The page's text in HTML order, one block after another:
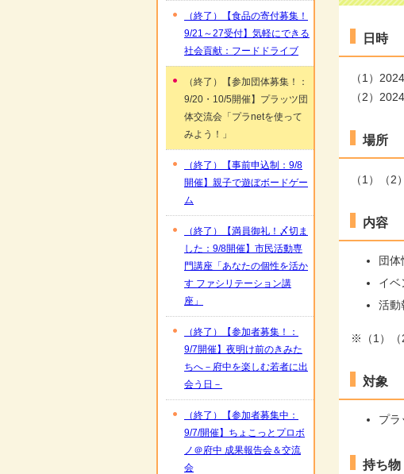
日時
（1）
（2）
場所
（1）（2
内容
団
イベ
活
※（1）（
対象
プラ
持ち物
（終了）【食品の寄付募集！
9/21～27受付】気軽にできる
社会貢献：フードドライブ
（終了）【参加団体募集！：
9/20・10/5開催】プラッツ団
体交流会「プラnetを使って
みよう！」
（終了）【事前申込制：9/8
開催】親子で遊ぼボードゲー
ム
（終了）【満員御礼！〆切ま
した：9/8開催】市民活動専
門講座「あなたの個性を活か
す ファシリテーション講
座」
（終了）【参加者募集！：
9/7開催】夜明け前のきみた
ちへ－府中を楽しむ若者に出
会う日－
（終了）【参加者募集中：
9/7/開催】ちょこっとプロボ
ノ＠府中 成果報告会＆交流
会